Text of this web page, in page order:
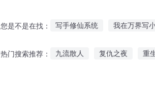
您是不是在找： 写手修仙系统 我在万界写
热门搜索推荐： 九流散人 复仇之夜 重